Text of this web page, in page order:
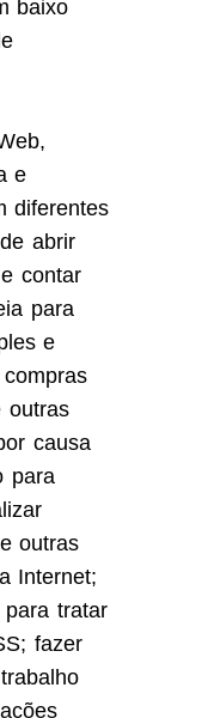
baixo
e
diferentes
abrir
contar
para
e
outras
causa
para
outras
Internet;
tratar
fazer